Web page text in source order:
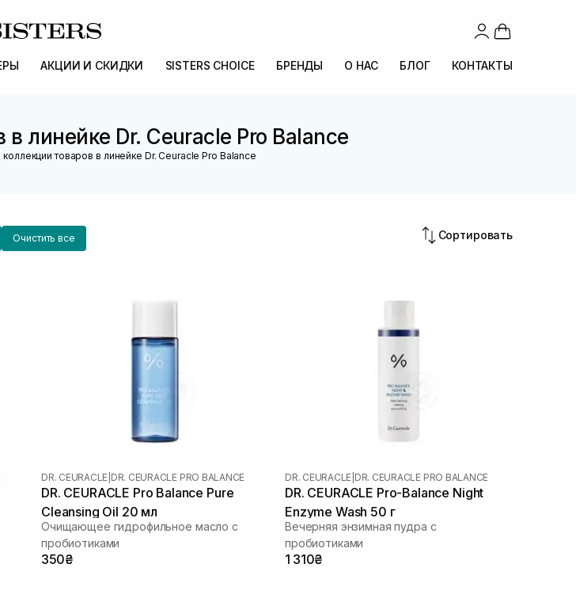
АКЦИИ И СКИДКИ SISTERS CHOICE БРЕНДЫ О НАС БЛОГ КОНТАКТЫ
в линейке Dr. Ceuracle Pro Balance
коллекции товаров в линейке Dr. Ceuracle Pro Balance
Очистить все Сортировать
DR. CEURACLE DR. CEURACLE PRO BALANCE
DR. CEURACLE Pro Balance Pure
Cleansing Oil 20 мл
Очищающее гидрофильное масло с
пробиотиками
350₴
DR. CEURACLE DR. CEURACLE PRO BALANCE
DR. CEURACLE Pro-Balance Night
Enzyme Wash 50 г
Вечерняя энзимная пудра с
пробиотиками
1 310₴